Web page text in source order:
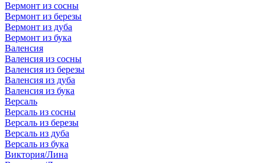
Вермонт из сосны
Вермонт из березы
Вермонт из дуба
Вермонт из бука
Валенсия
Валенсия из сосны
Валенсия из березы
Валенсия из дуба
Валенсия из бука
Версаль
Версаль из сосны
Версаль из березы
Версаль из дуба
Версаль из бука
Виктория/Лина